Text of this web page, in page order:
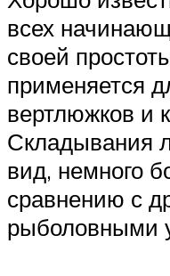
всех
своей
применяется
вертлюжков и
Складывания
вид, немного
сравнению с
рыболовными